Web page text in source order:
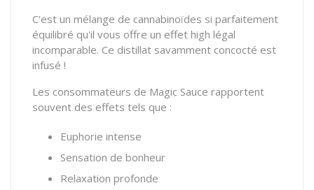
C'est un mélange de cannabinoïdes si parfaitement
équilibré qu'il vous offre un effet high légal
incomparable. Ce distillat savamment concocté est
infusé !
Les consommateurs de Magic Sauce rapportent
souvent des effets tels que :
Euphorie intense
Sensation de bonheur
Relaxation profonde